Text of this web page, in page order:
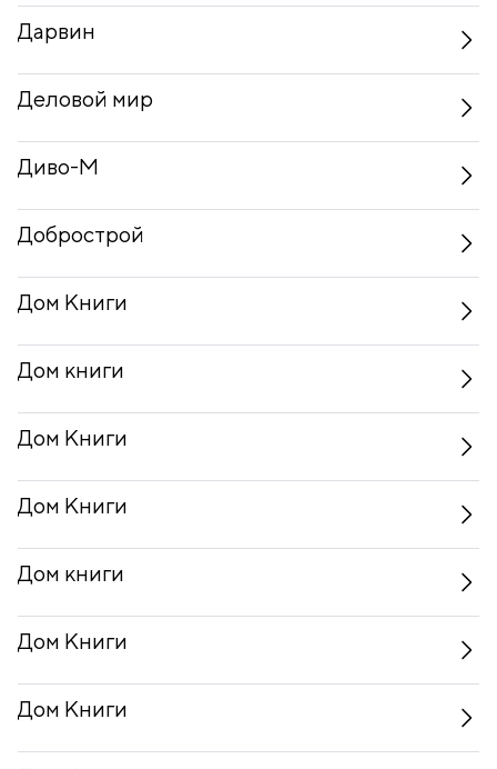
Дарвин
Деловой мир
Диво-М
Добрострой
Дом Книги
Дом книги
Дом Книги
Дом Книги
Дом книги
Дом Книги
Дом Книги